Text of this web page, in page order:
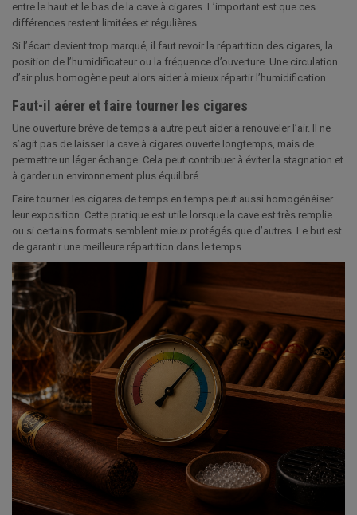
entre le haut et le bas de la cave à cigares. L’important est que ces
différences restent limitées et régulières.
Si l’écart devient trop marqué, il faut revoir la répartition des cigares, la
position de l’humidificateur ou la fréquence d’ouverture. Une circulation
d’air plus homogène peut alors aider à mieux répartir l’humidification.
Faut-il aérer et faire tourner les cigares
Une ouverture brève de temps à autre peut aider à renouveler l’air. Il ne
s’agit pas de laisser la cave à cigares ouverte longtemps, mais de
permettre un léger échange. Cela peut contribuer à éviter la stagnation et
à garder un environnement plus équilibré.
Faire tourner les cigares de temps en temps peut aussi homogénéiser
leur exposition. Cette pratique est utile lorsque la cave est très remplie
ou si certains formats semblent mieux protégés que d’autres. Le but est
de garantir une meilleure répartition dans le temps.